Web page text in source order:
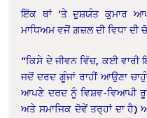
ਇੱਕ ਥਾਂ ‘ਤੇ ਦੁਸ਼ਯੰਤ ਕੁਮਾਰ
ਮਾਧਿਅਮ ਵਜੋਂ ਗ਼ਜ਼ਲ ਦੀ ਵਿਧਾ ਦੀ
“ਕਿਸੇ ਦੇ ਜੀਵਨ ਵਿੱਚ, ਕਈ
ਜਦੋਂ ਦਰਦ ਗੂੰਜਾਂ ਰਾਹੀਂ ਆਉਣਾ
ਆਪਣੇ ਦਰਦ ਨੂੰ ਵਿਸ਼ਵ-ਵਿਆਪੀ
ਅਤੇ ਸਮਾਜਿਕ ਦੋਵੇਂ ਤਰ੍ਹਾਂ ਦਾ ਹੈ)